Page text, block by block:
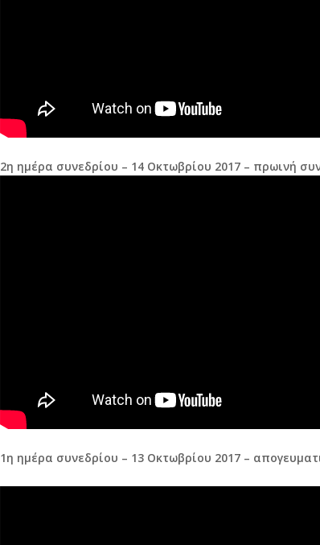
2η ημέρα συνεδρίου – 14 Οκτωβρίου 2017 – πρωινή
1η ημέρα συνεδρίου – 13 Οκτωβρίου 2017 –